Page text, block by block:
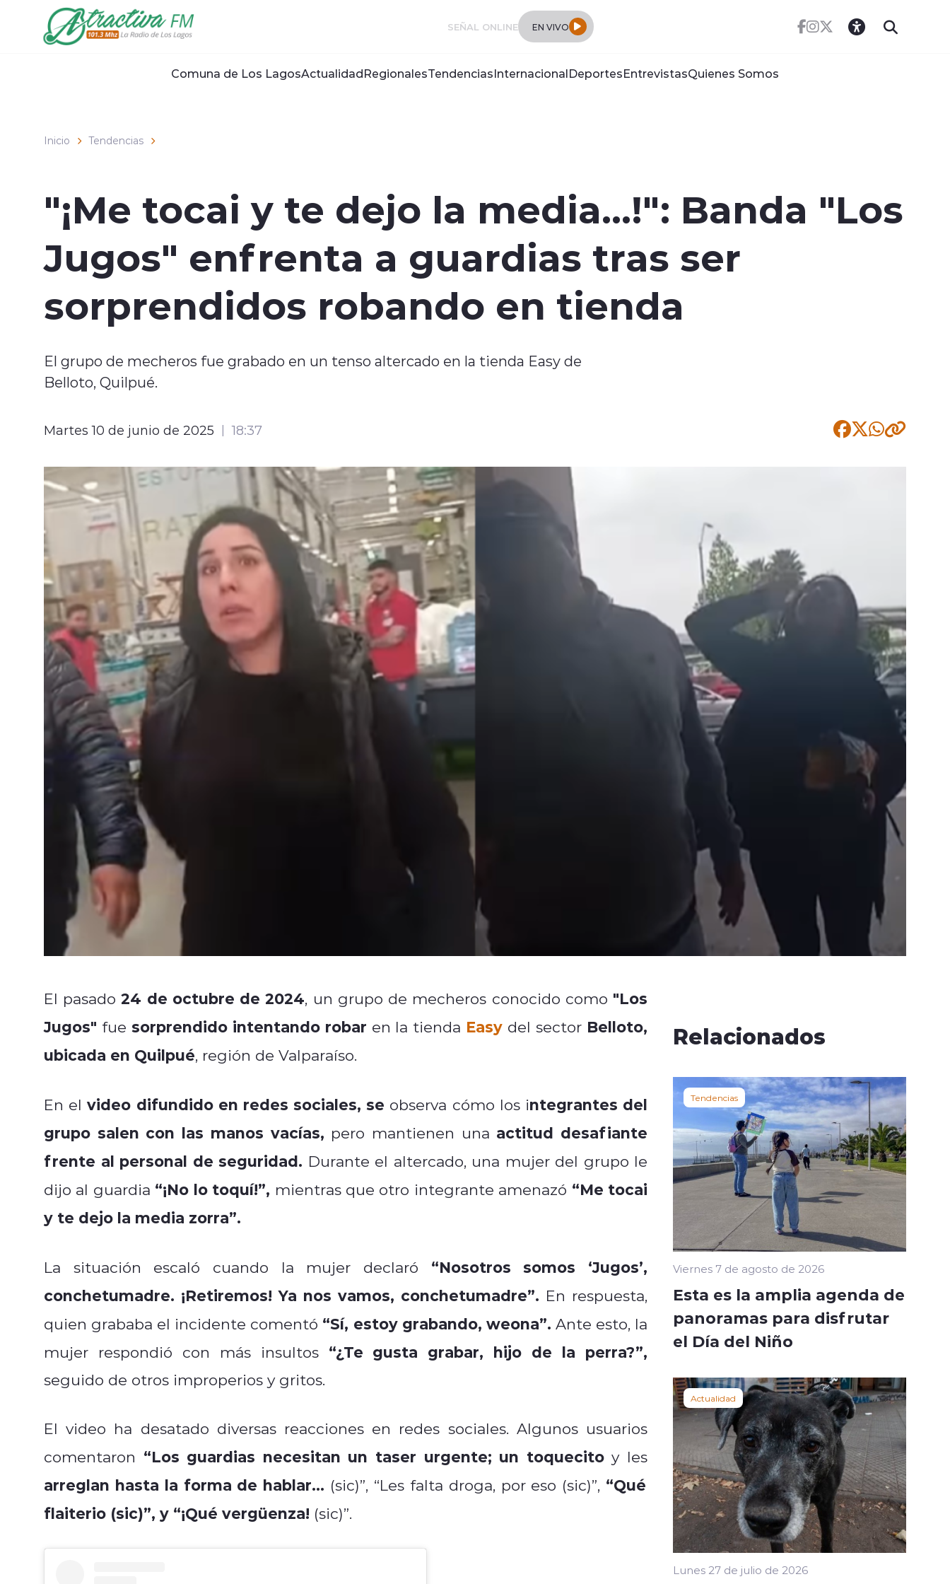
Click acá para ir directamente al contenido
SEÑAL ONLINE EN VIVO
Comuna de Los LagosActualidadRegionalesTendenciasInternacionalDeportesEntrevistasQuienes Somos
Inicio Tendencias
"¡Me tocai y te dejo la media...!": Banda "Los
Jugos" enfrenta a guardias tras ser
sorprendidos robando en tienda
El grupo de mecheros fue grabado en un tenso altercado en la tienda Easy de
Belloto, Quilpué.
Martes 10 de junio de 2025 18:37
El pasado24 de octubre de 2024, un grupo de mecheros conocido como "Los
Jugos" fue sorprendido intentando robar en la tienda Easy del sector Belloto,
ubicada en Quilpué, región de Valparaíso.
En elvideo difundido en redes sociales, se observa cómo los integrantes del
grupo salen con las manos vacías, pero mantienen una actitud desafiante
frente al personal de seguridad. Durante el altercado, una mujer del grupo le
dijo al guardia “¡No lo toquí!”, mientras que otro integrante amenazó “Me tocai
y te dejo la media zorra”.
La situación escaló cuando la mujer declaró “Nosotros somos ‘Jugos’,
conchetumadre. ¡Retiremos! Ya nos vamos, conchetumadre”. En respuesta,
quien grababa el incidente comentó “Sí, estoy grabando, weona”. Ante esto, la
mujer respondió con más insultos“¿Te gusta grabar, hijo de la perra?”,
seguido de otros improperios y gritos.
El video ha desatado diversas reacciones en redes sociales. Algunos usuarios
comentaron “Los guardias necesitan un taser urgente; un toquecitoy les
arreglan hasta la forma de hablar… (sic)”, “Les falta droga, por eso (sic)”, “Qué
flaiterio (sic)”, y “¡Qué vergüenza! (sic)”.
Relacionados
Tendencias
Viernes 7 de agosto de 2026
Esta es la amplia agenda de
panoramas para disfrutar
el Día del Niño
Actualidad
Lunes 27 de julio de 2026